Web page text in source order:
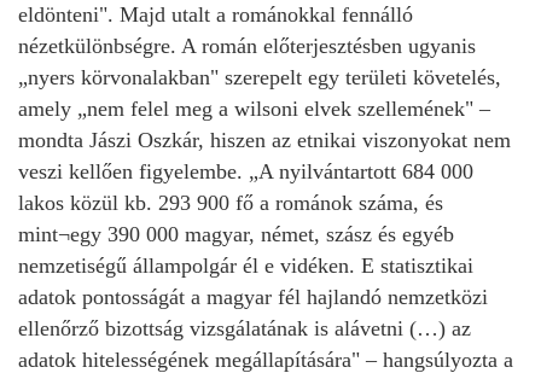
eldönteni". Majd utalt a románokkal fennálló
nézetkülönbségre. A román előterjesztésben ugyanis
„nyers körvonalakban" szerepelt egy területi követelés,
amely „nem felel meg a wilsoni elvek szellemének" –
mondta Jászi Oszkár, hiszen az etnikai viszonyokat nem
veszi kellően figyelembe. „A nyilvántartott 684 000
lakos közül kb. 293 900 fő a románok száma, és
mint¬egy 390 000 magyar, német, szász és egyéb
nemzetiségű állampolgár él e vidéken. E statisztikai
adatok pontosságát a magyar fél hajlandó nemzetközi
ellenőrző bizottság vizsgálatának is alávetni (…) az
adatok hitelességének megállapítására" – hangsúlyozta a